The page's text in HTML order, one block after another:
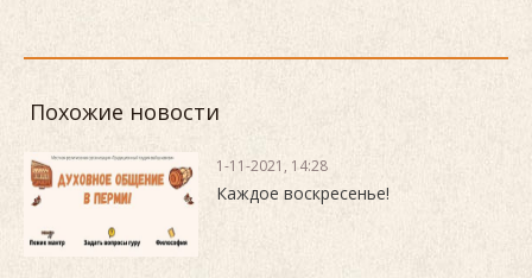
Похожие новости
1-11-2021, 14:28
Каждое воскресенье!